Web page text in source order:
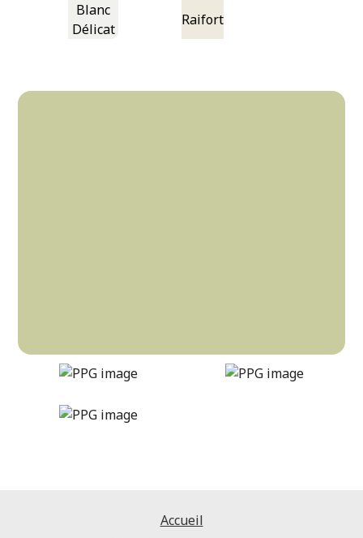
Blanc
Délicat
Raifort
dancing-kite
DLX1119-4
Accueil